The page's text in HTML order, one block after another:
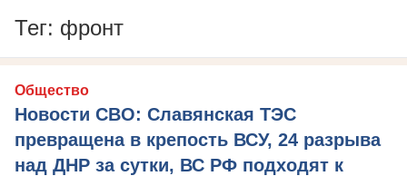
Тег: фронт
Общество
Новости СВО: Славянская ТЭС
превращена в крепость ВСУ, 24 разрыва
над ДНР за сутки, ВС РФ подходят к